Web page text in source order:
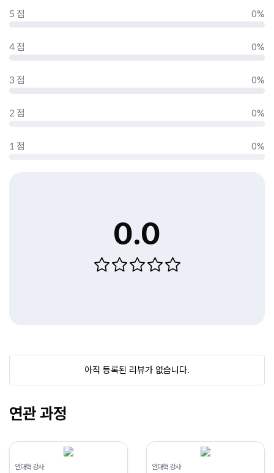
5 점 0%
4 점 0%
3 점 0%
2 점 0%
1 점 0%
0.0
아직 등록된 리뷰가 없습니다.
연관 과정
안대혁 강사 안대혁 강사